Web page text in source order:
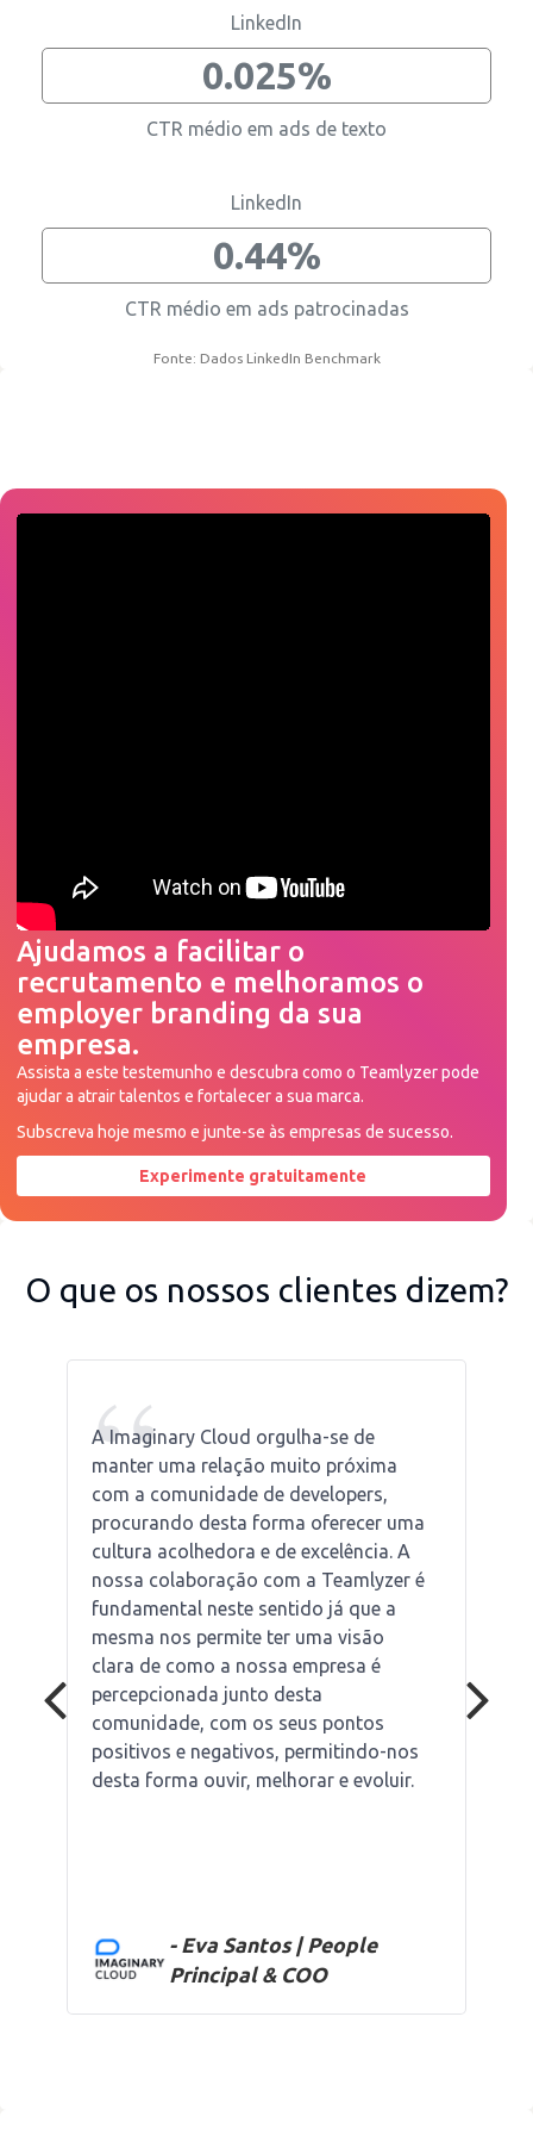
Peça uma demonstração agora
LinkedIn
0.025%
CTR médio em ads de texto
LinkedIn
0.44%
CTR médio em ads patrocinadas
Fonte: Dados LinkedIn Benchmark
Ajudamos a facilitar o
recrutamento e melhoramos o
employer branding da sua
empresa.
Assista a este testemunho e descubra como o Teamlyzer pode
ajudar a atrair talentos e fortalecer a sua marca.
Subscreva hoje mesmo e junte-se às empresas de sucesso.
Experimente gratuitamente
O que os nossos clientes dizem?
“
A Imaginary Cloud orgulha-se de
manter uma relação muito próxima
com a comunidade de developers,
procurando desta forma oferecer uma
cultura acolhedora e de excelência. A
nossa colaboração com a Teamlyzer é
fundamental neste sentido já que a
mesma nos permite ter uma visão
clara de como a nossa empresa é
percepcionada junto desta
comunidade, com os seus pontos
positivos e negativos, permitindo-nos
desta forma ouvir, melhorar e evoluir.
- Eva Santos | People
Principal & COO